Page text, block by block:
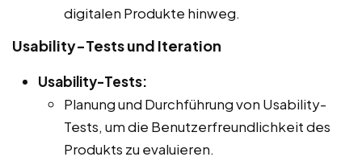
digitalen Produkte hinweg.
Usability-Tests und Iteration
Usability-Tests:
Planung und Durchführung von Usability-
Tests, um die Benutzerfreundlichkeit des
Produkts zu evaluieren.